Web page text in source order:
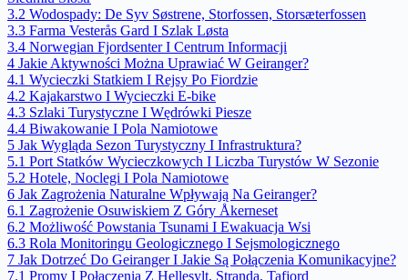
3.2 Wodospady: De Syv Søstrene, Storfossen, Storsæterfossen
3.3 Farma Vesterås Gard I Szlak Løsta
3.4 Norwegian Fjordsenter I Centrum Informacji
4 Jakie Aktywności Można Uprawiać W Geiranger?
4.1 Wycieczki Statkiem I Rejsy Po Fiordzie
4.2 Kajakarstwo I Wycieczki E-bike
4.3 Szlaki Turystyczne I Wędrówki Piesze
4.4 Biwakowanie I Pola Namiotowe
5 Jak Wygląda Sezon Turystyczny I Infrastruktura?
5.1 Port Statków Wycieczkowych I Liczba Turystów W Sezonie
5.2 Hotele, Noclegi I Pola Namiotowe
6 Jak Zagrożenia Naturalne Wpływają Na Geiranger?
6.1 Zagrożenie Osuwiskiem Z Góry Åkerneset
6.2 Możliwość Powstania Tsunami I Ewakuacja Wsi
6.3 Rola Monitoringu Geologicznego I Sejsmologicznego
7 Jak Dotrzeć Do Geiranger I Jakie Są Połączenia Komunikacyjne?
7.1 Promy I Połączenia Z Hellesylt, Stranda, Tafjord